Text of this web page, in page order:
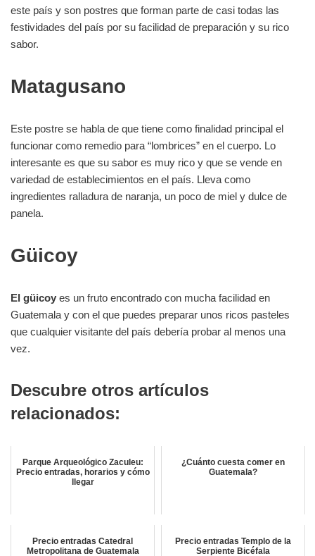
este país y son postres que forman parte de casi todas las
festividades del país por su facilidad de preparación y su rico
sabor.
Matagusano
Este postre se habla de que tiene como finalidad principal el
funcionar como remedio para “lombrices” en el cuerpo. Lo
interesante es que su sabor es muy rico y que se vende en
variedad de establecimientos en el país. Lleva como
ingredientes ralladura de naranja, un poco de miel y dulce de
panela.
Güicoy
El güicoy es un fruto encontrado con mucha facilidad en
Guatemala y con el que puedes preparar unos ricos pasteles
que cualquier visitante del país debería probar al menos una
vez.
Descubre otros artículos
relacionados:
Parque Arqueológico Zaculeu:
Precio entradas, horarios y cómo
llegar
¿Cuánto cuesta comer en
Guatemala?
Precio entradas Catedral
Metropolitana de Guatemala
Precio entradas Templo de la
Serpiente Bicéfala